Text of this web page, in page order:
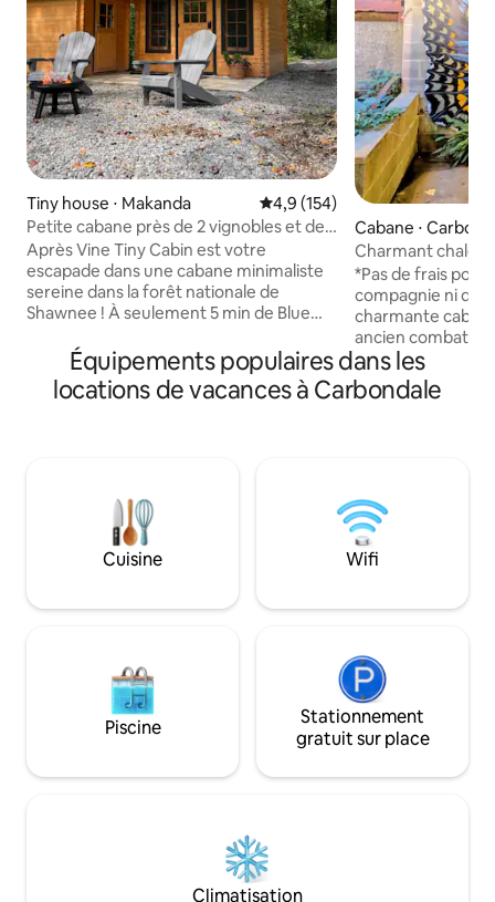
Tiny house ⋅ Makanda Évaluation moyenne sur la
4,9 (154)
Petite cabane près de 2 vignobles et de
Shawnee, animaux acceptés
Après Vine Tiny Cabin est votre
escapade dans une cabane minimaliste
sereine dans la forêt nationale de
Shawnee ! À seulement 5 min de Blue
tyroliennes et de l'I-57, cette retraite allie
aventure et tranquillité. Détendez-vous
au coin du feu, admirez les couchers de
gardiens de bétail sympathiques
peuvent vous accueillir. ** Animaux
acceptés lorsqu'ils sont ajoutés à la
réservation ! Parfait pour les amoureux
escapade paisible ou pour l'aventurier
Cabane ⋅
Charmant chalet
côté du refuge
*Pas de frais pour
compagnie ni de
charmante
ancien
fournitures d'art
accueillir votre
votre cocktail
de la
Makanda. et à un
court vers la
ville universitaire
bien situés à
Équipements populaires dans les
locations de vacances à Carbondale
Cuisine Wifi
Piscine
Stationnement
gratuit sur place
Climatisation